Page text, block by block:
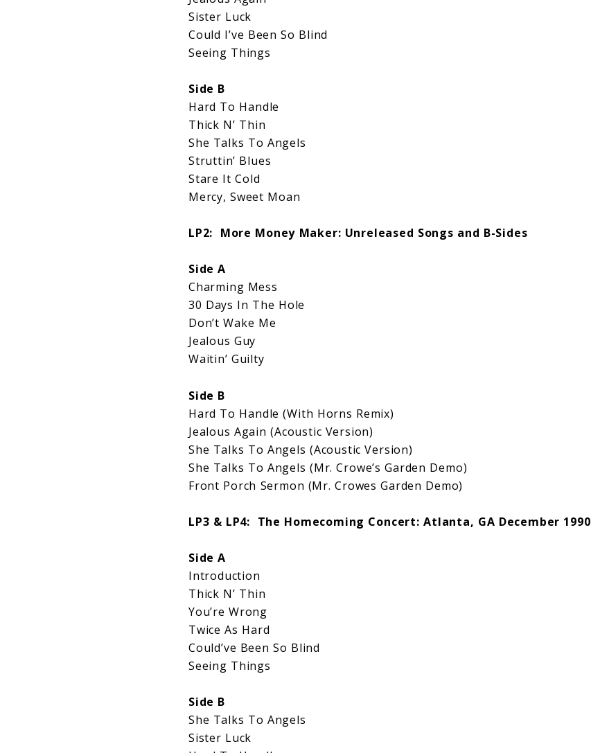
Sister Luck
Could I’ve Been So Blind
Seeing Things
Side B
Hard To Handle
Thick N’ Thin
She Talks To Angels
Struttin’ Blues
Stare It Cold
Mercy, Sweet Moan
LP2: More Money Maker: Unreleased Songs and B-Sides
Side A
Charming Mess
30 Days In The Hole
Don’t Wake Me
Jealous Guy
Waitin’ Guilty
Side B
Hard To Handle (With Horns Remix)
Jealous Again (Acoustic Version)
She Talks To Angels (Acoustic Version)
She Talks To Angels (Mr. Crowe’s Garden Demo)
Front Porch Sermon (Mr. Crowes Garden Demo)
LP3 & LP4: The Homecoming Concert: Atlanta, GA December 1990
Side A
Introduction
Thick N’ Thin
You’re Wrong
Twice As Hard
Could’ve Been So Blind
Seeing Things
Side B
She Talks To Angels
Sister Luck